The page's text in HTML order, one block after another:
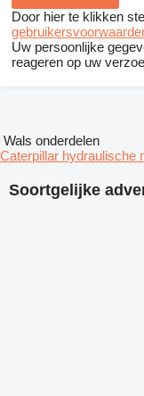
Door hier te klikken
Uw persoonlijke
reageren op uw
Soortgelijke
Wals onderdelen
Caterpillar hydraulische